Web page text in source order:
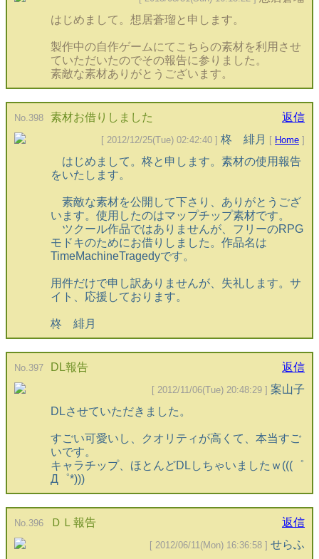
はじめまして。想居蒼瑠と申します。
製作中の自作ゲームにてこちらの素材を利用させ
ていただいたのでその報告に参りました。
素敵な素材ありがとうございます。
No.398 素材お借りしました 返信
[ 2012/12/25(Tue) 02:42:40 ] 柊 緋月 [ Home ]
はじめまして。柊と申します。素材の使用報告
をいたします。
素敵な素材を公開して下さり、ありがとうござ
います。使用したのはマップチップ素材です。
ツクール作品ではありませんが、フリーのRPG
モドキのためにお借りしました。作品名は
TimeMachineTragedyです。
用件だけで申し訳ありませんが、失礼します。サ
イト、応援しております。
柊 緋月
No.397 DL報告 返信
[ 2012/11/06(Tue) 20:48:29 ] 案山子
DLさせていただきました。
すごい可愛いし、クオリティが高くて、本当すご
いです。
キャラチップ、ほとんどDLしちゃいましたｗ(((゜
Д゜*)))
No.396 ＤＬ報告 返信
[ 2012/06/11(Mon) 16:36:58 ] せらふ